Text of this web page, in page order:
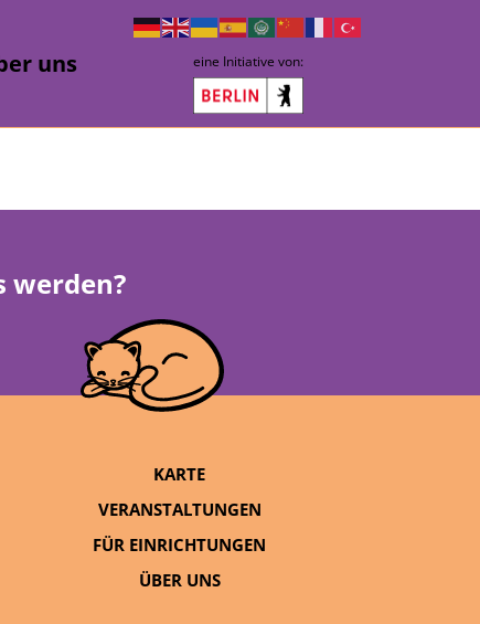
uns eine Initiative von:
werden?
KARTE
VERANSTALTUNGEN
FÜR EINRICHTUNGEN
ÜBER UNS